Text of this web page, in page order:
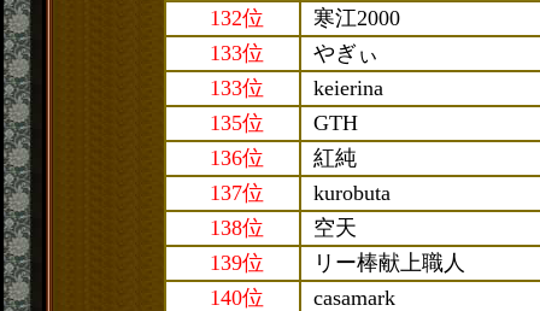
132位
寒江2000
133位
やぎぃ
133位
keierina
135位
GTH
136位
紅純
137位
kurobuta
138位
空天
139位
リー棒献上職人
140位
casamark